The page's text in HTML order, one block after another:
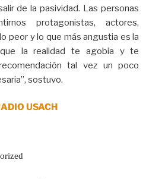
de la pasividad. Las personas
protagonistas, actores,
peor y lo que más angustia es la
que la realidad te agobia y te
tal vez un poco
sostuvo.
USACH